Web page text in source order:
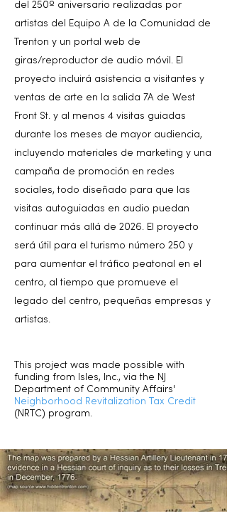
del 250º aniversario realizadas por
artistas del Equipo A de la Comunidad de
Trenton y un portal web de
giras/reproductor de audio móvil. El
proyecto incluirá asistencia a visitantes y
ventas de arte en la salida 7A de West
Front St. y al menos 4 visitas guiadas
durante los meses de mayor audiencia,
incluyendo materiales de marketing y una
campaña de promoción en redes
sociales, todo diseñado para que las
visitas autoguiadas en audio puedan
continuar más allá de 2026. El proyecto
será útil para el turismo número 250 y
para aumentar el tráfico peatonal en el
centro, al tiempo que promueve el
legado del centro, pequeñas empresas y
artistas.
This project was made possible with
funding from Isles, Inc., via the NJ
Department of Community Affairs'
Neighborhood Revitalization Tax Credit
(NRTC) program.